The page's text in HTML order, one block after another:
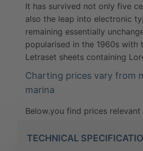
It has survived not only five
also the leap into electronic
remaining essentially
popularised in the 1960s with
Letraset sheets containing
Charting prices vary from
marina
Below.you find prices
TECHNICAL